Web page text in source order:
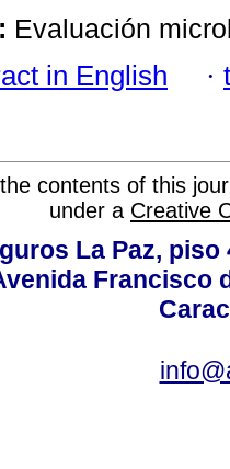
Evaluación
in English ·
contents of this
under a Creative
La Paz,
Francisco